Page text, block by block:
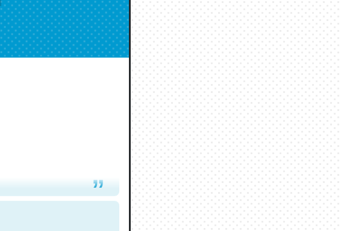
少しでも読める人は原文
hit. Shit.
編を読んだような気持ち